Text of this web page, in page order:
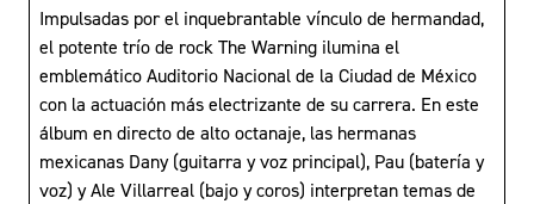
Impulsadas por el inquebrantable vínculo de hermandad,
el potente trío de rock The Warning ilumina el
emblemático Auditorio Nacional de la Ciudad de México
con la actuación más electrizante de su carrera. En este
álbum en directo de alto octanaje, las hermanas
mexicanas Dany (guitarra y voz principal), Pau (batería y
voz) y Ale Villarreal (bajo y coros) interpretan temas de